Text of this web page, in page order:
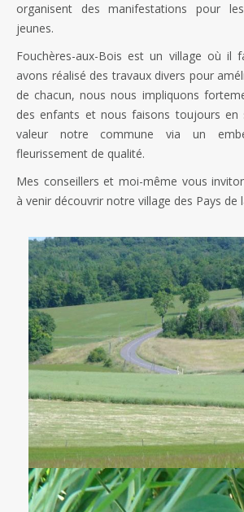
organisent des manifestations pour
jeunes.
Fouchères-aux-Bois est un village où il
avons réalisé des travaux divers pour
de chacun, nous nous impliquons
des enfants et nous faisons toujours
valeur notre commune via un
fleurissement de qualité.
Mes conseillers et moi-même vous
à venir découvrir notre village des Pays de